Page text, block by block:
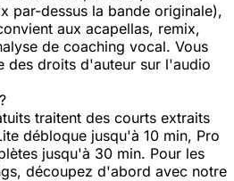
par-dessus la bande originale),
aux acapellas, remix,
de coaching vocal. Vous
des droits d'auteur sur l'audio
traitent des courts extraits
débloque jusqu'à 10 min, Pro
jusqu'à 30 min. Pour les
découpez d'abord avec notre